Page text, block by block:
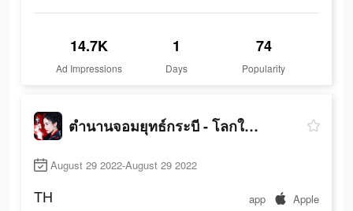
14.7K
Ad Impressions
1
Days
74
Popularity
ตำนานจอมยุทธ์กระบี - โลกใหม่
August 29 2022-August 29 2022
TH app Apple